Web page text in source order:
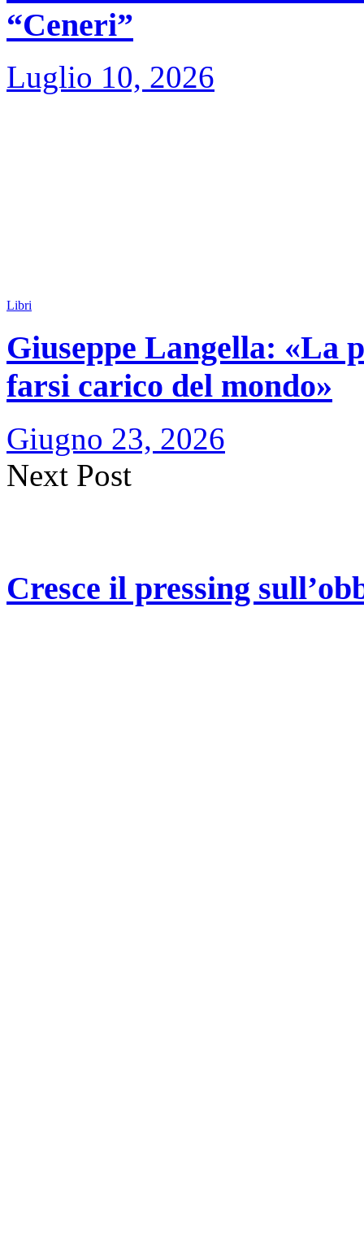
“Ceneri”
Luglio 10, 2026
Libri
Giuseppe Langella: «La
farsi carico del mondo»
Giugno 23, 2026
Next Post
Cresce il pressing